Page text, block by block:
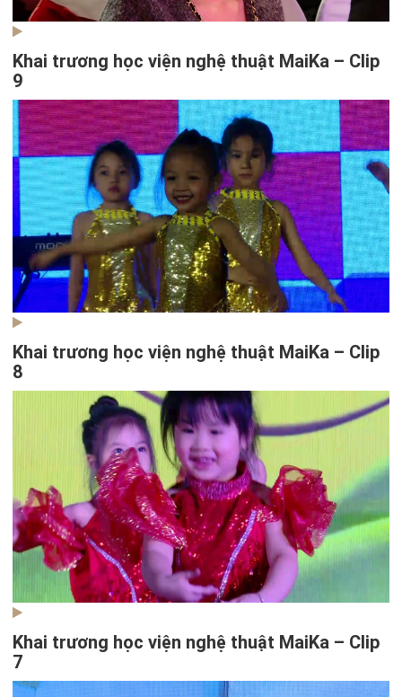
Khai trương học viện nghệ thuật MaiKa – Clip
9
Khai trương học viện nghệ thuật MaiKa – Clip
8
Khai trương học viện nghệ thuật MaiKa – Clip
7